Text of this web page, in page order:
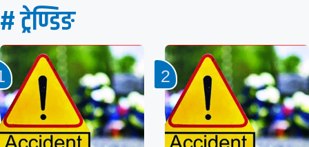
# ट्रेण्डिङ